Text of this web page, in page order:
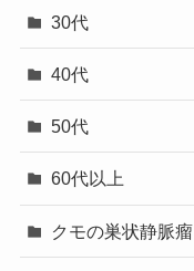
30代
40代
50代
60代以上
クモの巣状静脈瘤